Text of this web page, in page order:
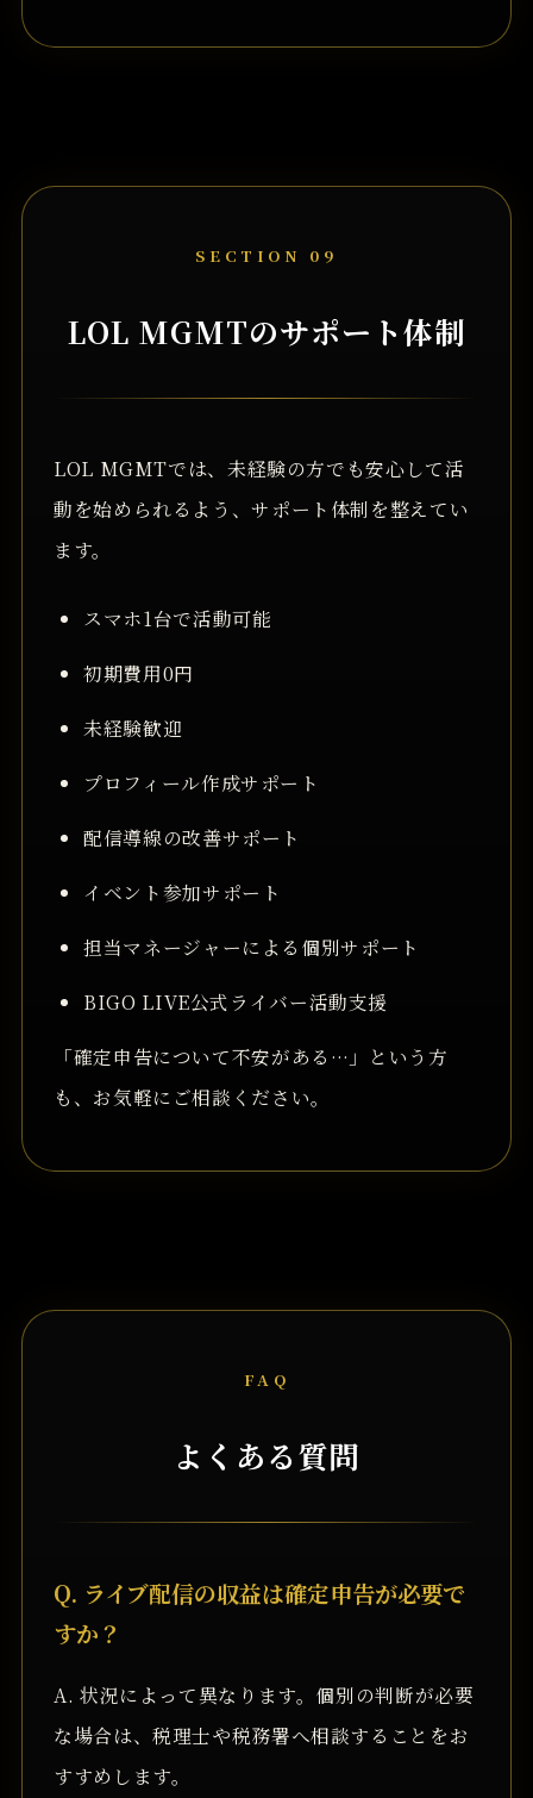
SECTION 09
LOL MGMTのサポート体制
LOL MGMTでは、未経験の方でも安心して活
動を始められるよう、サポート体制を整えてい
ます。
スマホ1台で活動可能
初期費用0円
未経験歓迎
プロフィール作成サポート
配信導線の改善サポート
イベント参加サポート
担当マネージャーによる個別サポート
BIGO LIVE公式ライバー活動支援
「確定申告について不安がある…」という方
も、お気軽にご相談ください。
FAQ
よくある質問
Q. ライブ配信の収益は確定申告が必要で
すか？
A. 状況によって異なります。個別の判断が必要
な場合は、税理士や税務署へ相談することをお
すすめします。